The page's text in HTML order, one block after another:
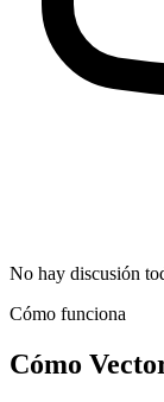
No hay discusión
Cómo funciona
Cómo